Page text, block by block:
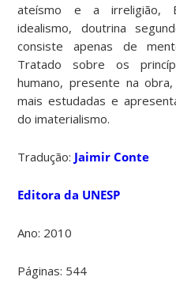
ateísmo e a irreligião,
idealismo, doutrina
consiste apenas de
Tratado sobre os
humano, presente na
mais estudadas e
do imaterialismo.
Tradução: Jaimir Conte
Editora da UNESP
Ano: 2010
Páginas: 544